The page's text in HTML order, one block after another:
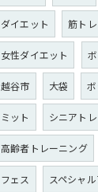
ダイエット 筋トレ
女性ダイエット
越谷市 大袋
ミット シニアト
高齢者トレーニング
フェス スペシャ